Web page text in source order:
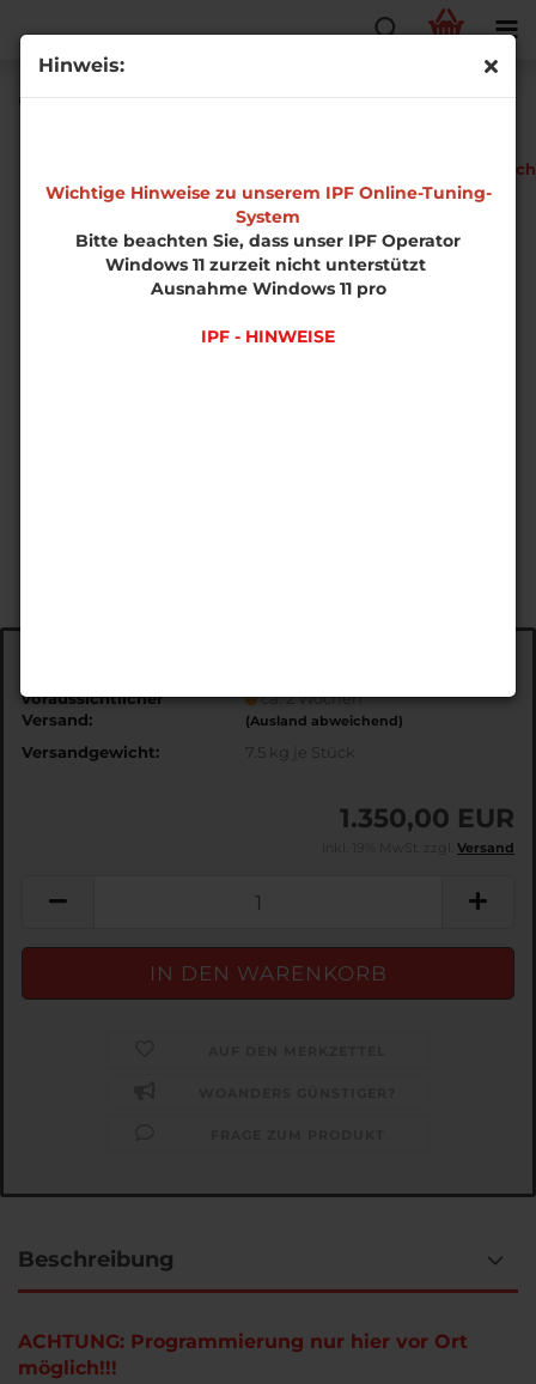
Hinweis:
Wichtige Hinweise zu unserem IPF Online-Tuning-
System
Bitte beachten Sie, dass unser IPF Operator
Windows 11 zurzeit nicht unterstützt
Ausnahme Windows 11 pro
IPF - HINWEISE
Opel Corsa C 1.8 GSI Phase 2 Z18XE
Software
voraussichtlicher
Versand:
ca. 2 Wochen
(Ausland abweichend)
Versandgewicht: 7.5 kg je Stück
1.350,00 EUR
Versand
Beschreibung
ACHTUNG: Programmierung nur hier vor Ort
möglich!!!